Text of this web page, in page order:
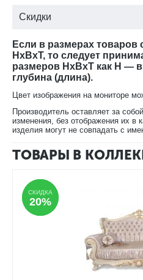
Скидки
Если в размерах товаров
HxBxT, то следует
размеров HxBxT как H —
глубина (длина).
Цвет изображения на мониторе
Производитель оставляет за
изменения, без отображения их в
изделия могут не совпадать с
ТОВАРЫ В
СКИДКА
20%
СКИДКА
20%